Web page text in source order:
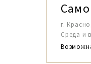
г.
Среда и